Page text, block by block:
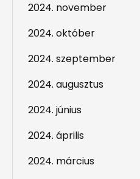
2024. november
2024. október
2024. szeptember
2024. augusztus
2024. június
2024. április
2024. március